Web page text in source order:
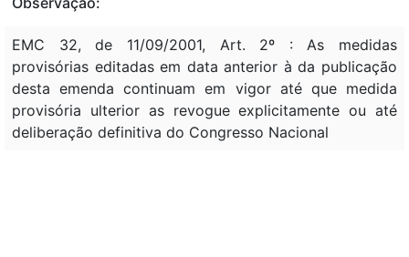
EMC 32, de 11/09/2001, Art. 2º : As medidas
provisórias editadas em data anterior à da publicação
desta emenda continuam em vigor até que medida
provisória ulterior as revogue explicitamente ou até
deliberação definitiva do Congresso Nacional